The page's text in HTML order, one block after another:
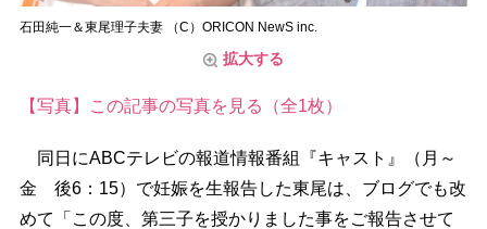
石田純一＆東尾理子夫妻 （C）ORICON NewS inc.
拡大する
【写真】この記事の写真を見る（全1枚）
同日にABCテレビの報道情報番組『キャスト』（月～
金 後6：15）で妊娠を生報告した東尾は、ブログでも改
めて「この度、第三子を授かりました事をご報告させて